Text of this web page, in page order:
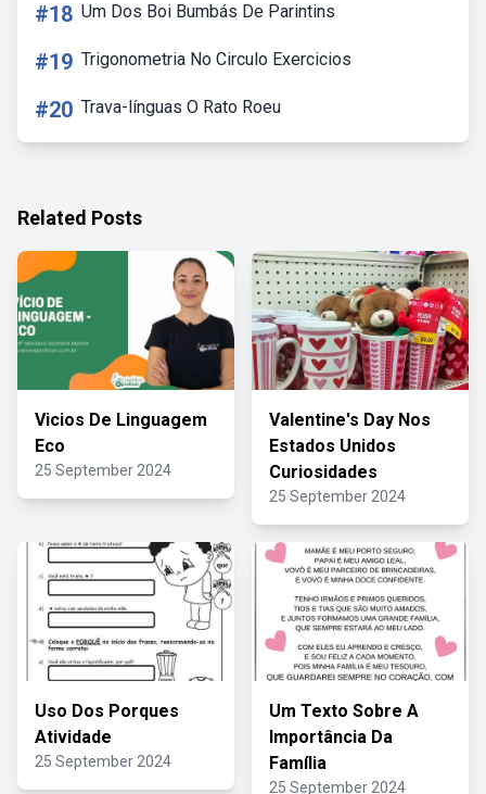
#18 Um Dos Boi Bumbás De Parintins
#19 Trigonometria No Circulo Exercicios
#20 Trava-línguas O Rato Roeu
Related Posts
Vicios De Linguagem
Eco
25 September 2024
Valentine's Day Nos
Estados Unidos
Curiosidades
25 September 2024
Uso Dos Porques
Atividade
25 September 2024
Um Texto Sobre A
Importância Da
Família
25 September 2024